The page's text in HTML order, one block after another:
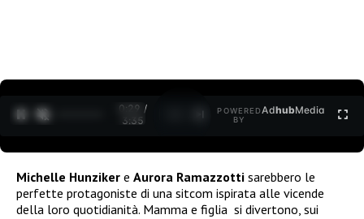
0:30 /
3:35
POWERED
BY
AdhubMedia
Michelle Hunziker e Aurora Ramazzotti sarebbero le
perfette protagoniste di una sitcom ispirata alle vicende
della loro quotidianità. Mamma e figlia si divertono, sui